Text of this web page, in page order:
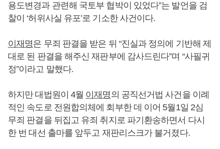
용도변경과 관련해 국토부 협박이 있었다”는 발언을 검
찰이 ‘허위사실 유포’로 기소한 사건이다.
이재명은 무죄 판결을 받은 뒤 “진실과 정의에 기반해 제
대로 된 판결을 해주신 재판부에 감사드린다”며 “사필귀
정”이라고 말했다.
하지만 대법원이 4월 이재명의 공직선거법 사건을 이례
적인 속도로 전원합의체에 회부한 데 이어 5월1일 2심
무죄 판결을 뒤집고 유죄 취지로 파기환송하면서 다시
한 번 대선 출마를 앞두고 재판리스크가 불거졌다.